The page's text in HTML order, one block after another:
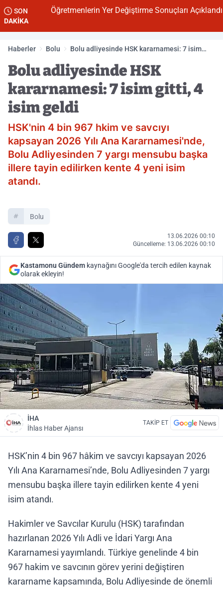
SON
DAKİKA
Öğretmenlerin Yer Değiştirme Sonuçları Açıklandı
Haberler Bolu
Bolu adliyesinde HSK kararnamesi: 7 isim
Bolu adliyesinde HSK
kararnamesi: 7 isim gitti, 4
isim geldi
HSK'nin 4 bin 967 hkim ve savcıyı
kapsayan 2026 Yılı Ana Kararnamesi'nde,
Bolu Adliyesinden 7 yargı mensubu başka
illere tayin edilirken kente 4 yeni isim
atandı.
Bolu
13.06.2026 00:10
Güncelleme: 13.06.2026 00:10
Kastamonu Gündem kaynağını Google'da tercih edilen kaynak
olarak ekleyin!
İHA
İhlas Haber Ajansı
TAKİP ET
HSK’nin 4 bin 967 hâkim ve savcıyı kapsayan 2026
Yılı Ana Kararnamesi’nde, Bolu Adliyesinden 7 yargı
mensubu başka illere tayin edilirken kente 4 yeni
isim atandı.
Hakimler ve Savcılar Kurulu (HSK) tarafından
hazırlanan 2026 Yılı Adli ve İdari Yargı Ana
Kararnamesi yayımlandı. Türkiye genelinde 4 bin
967 hakim ve savcının görev yerini değiştiren
kararname kapsamında, Bolu Adliyesinde de önemli